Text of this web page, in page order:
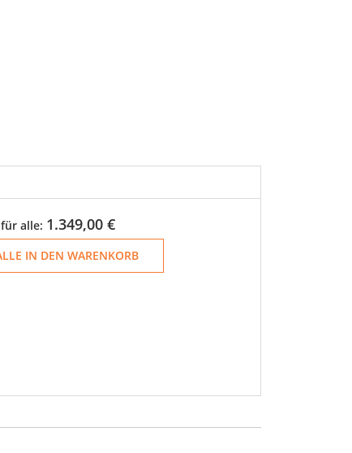
alle: 1.349,00 €
IN DEN WARENKORB